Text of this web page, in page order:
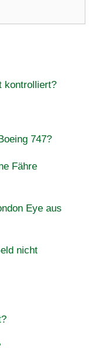
kontrolliert?
747?
Fähre
Eye aus
nicht